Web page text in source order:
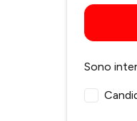
Sono